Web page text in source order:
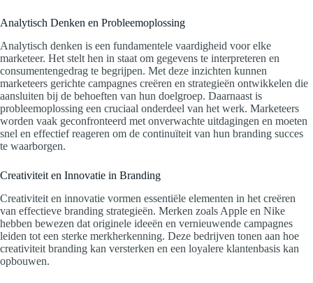
Analytisch Denken en Probleemoplossing
Analytisch denken is een fundamentele vaardigheid voor elke
marketeer. Het stelt hen in staat om gegevens te interpreteren en
consumentengedrag te begrijpen. Met deze inzichten kunnen
marketeers gerichte campagnes creëren en strategieën ontwikkelen die
aansluiten bij de behoeften van hun doelgroep. Daarnaast is
probleemoplossing een cruciaal onderdeel van het werk. Marketeers
worden vaak geconfronteerd met onverwachte uitdagingen en moeten
snel en effectief reageren om de continuïteit van hun branding succes
te waarborgen.
Creativiteit en Innovatie in Branding
Creativiteit en innovatie vormen essentiële elementen in het creëren
van effectieve branding strategieën. Merken zoals Apple en Nike
hebben bewezen dat originele ideeën en vernieuwende campagnes
leiden tot een sterke merkherkenning. Deze bedrijven tonen aan hoe
creativiteit branding kan versterken en een loyalere klantenbasis kan
opbouwen.